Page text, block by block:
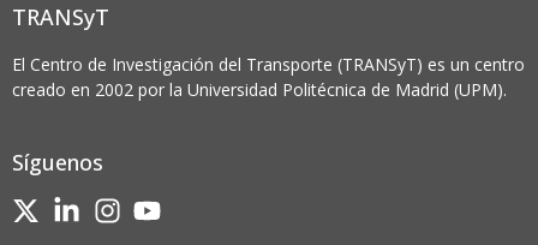
TRANSyT
El Centro de Investigación del Transporte (TRANSyT) es un centro
creado en 2002 por la Universidad Politécnica de Madrid (UPM).
Síguenos